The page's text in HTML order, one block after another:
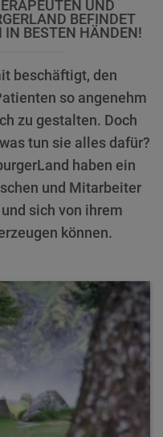
UND
BEFINDET
BESTEN HÄNDEN!
beschäftigt, den
so angenehm
zu gestalten. Doch
tun sie alles dafür?
haben ein
und Mitarbeiter
sich von ihrem
können.